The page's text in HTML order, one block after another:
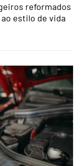
reformados
estilo de vida